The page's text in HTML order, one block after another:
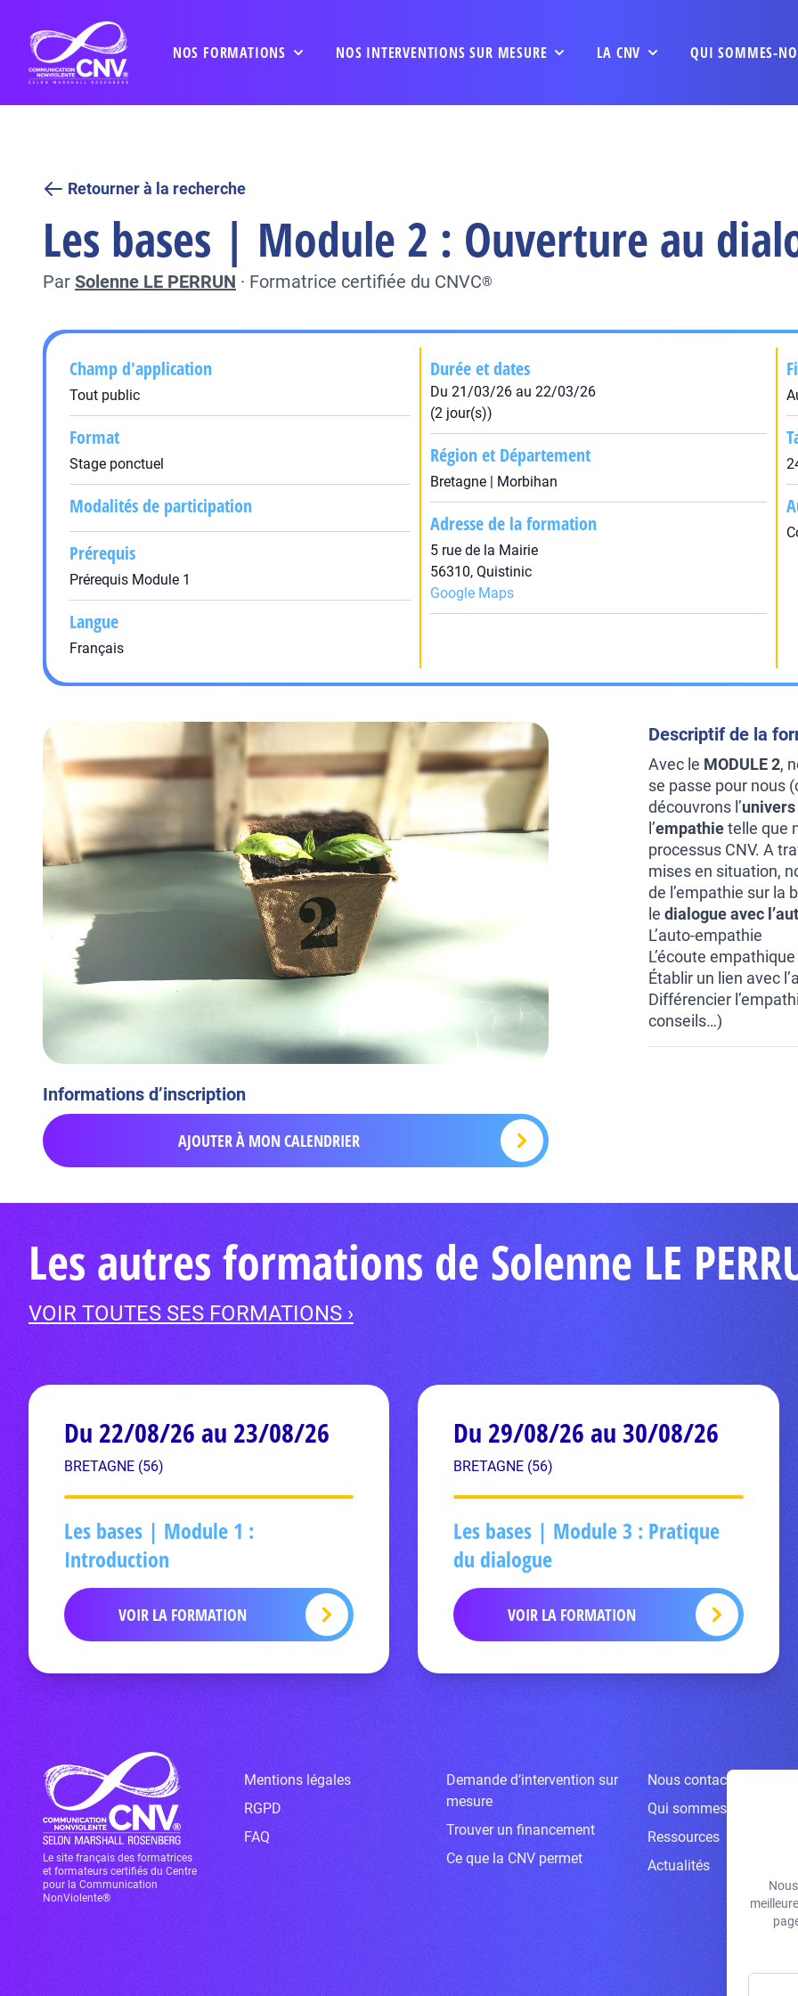
NOS FORMATIONS NOS INTERVENTIONS SUR MESURE LA CNV QUI SOMMES-
Retourner à la recherche
Les bases | Module 2 : Ouverture au
Par Solenne LE PERRUN · Formatrice certifiée du CNVC®
Champ d'application
Tout public
Format
Stage ponctuel
Modalités de participation
Prérequis
Prérequis Module 1
Langue
Français
Durée et dates
Du 21/03/26 au 22/03/26
(2 jour(s))
Région et Département
Bretagne | Morbihan
Adresse de la formation
5 rue de la Mairie
56310, Quistinic
Google Maps
Informations d’inscription
AJOUTER À MON CALENDRIER
Descriptif de la
Avec le MODULE 2,
se passe pour nous
découvrons l’univers
l’empathietelle que
processus CNV. A
mises en situation,
de l’empathie sur la
le dialogue avec
L’auto-empathie
L’écoute
Établir un lien avec
Différencier
conseils…)
Les autres formations de Solenne LE
VOIR TOUTES SES FORMATIONS ›
Du 22/08/26 au 23/08/26
BRETAGNE (56)
Les bases | Module 1 :
Introduction
VOIR LA FORMATION
Du 29/08/26 au 30/08/26
BRETAGNE (56)
Les bases | Module 3 : Pratique
du dialogue
VOIR LA FORMATION
Le site français des formatrices
et formateurs certifiés du Centre
pour la Communication
NonViolente®
Mentions légales
RGPD
FAQ
Demande d’intervention sur
mesure
Trouver un financement
Ce que la CNV permet
Nous contacter
Qui sommes-nous ?
Ressources
Actualités